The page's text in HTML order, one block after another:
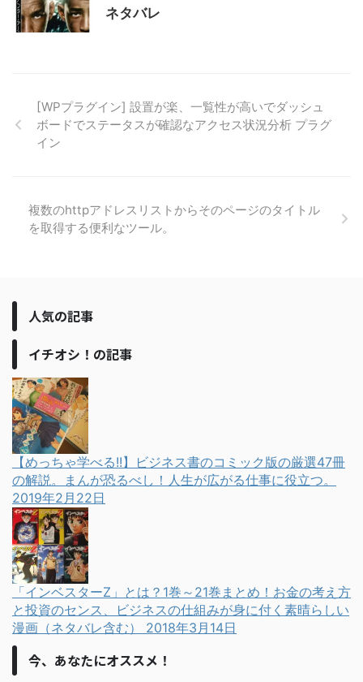
ネタバレ
[WPプラグイン] 設置が楽、一覧性が高いでダッシュ
ボードでステータスが確認なアクセス状況分析 プラグ
イン
複数のhttpアドレスリストからそのページのタイトル
を取得する便利なツール。
人気の記事
イチオシ！の記事
【めっちゃ学べる!!】ビジネス書のコミック版の厳選47冊
の解説。まんが恐るべし！人生が広がる仕事に役立つ。
2019年2月22日
「インベスターZ」とは？1巻～21巻まとめ！お金の考え方
と投資のセンス、ビジネスの仕組みが身に付く素晴らしい
漫画（ネタバレ含む） 2018年3月14日
今、あなたにオススメ！